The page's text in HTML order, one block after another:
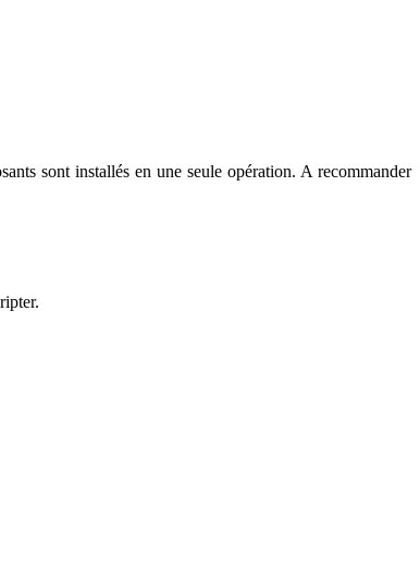
sont installés en une seule opération. A recommander